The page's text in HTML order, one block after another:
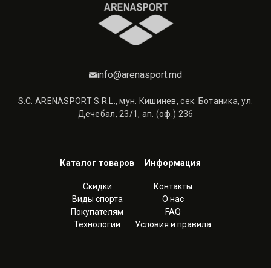
info@arenasport.md
S.C. ARENASPORT S.R.L., мун. Кишинев, сек. Ботаника, ул.
Дечебал, 23/1, ап. (оф.) 236
Каталог товаров
Скидки
Виды спорта
Покупателям
Технологии
Информация
Контакты
О нас
FAQ
Условия и правила